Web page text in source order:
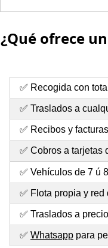
¿Qué ofrece
✅ Recogida con
✅ Traslados a
✅ Recibos y
✅ Cobros a tarjetas
✅ Vehículos de 7 ú
✅ Flota propia y
✅ Traslados a
✅ Whatsapp para